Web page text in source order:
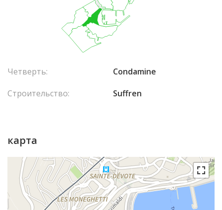
Четверть:
Condamine
Строительство:
Suffren
карта